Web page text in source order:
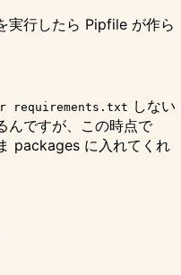
実行したら Pipfile が作ら
requirements.txt しない
んですが、この時点で
packages に入れてくれ